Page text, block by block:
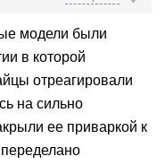
:) хочу себе
может стоить 16500
ее:) стандартный
:)
модели были
в которой
отреагировали
на сильно
ее приваркой к